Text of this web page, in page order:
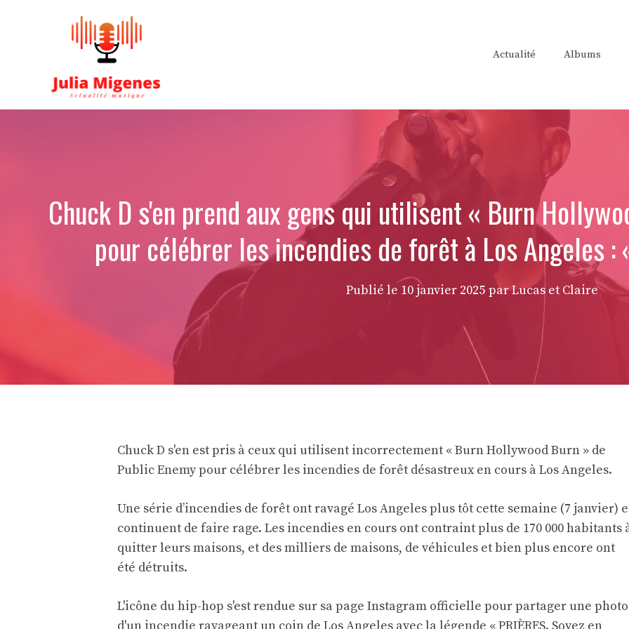
Actualité Albums
Chuck D s'en prend aux gens qui utilisent « Burn
pour célébrer les incendies de forêt à Los Angeles
Publié le 10 janvier 2025 par Lucas et Claire
Chuck D s'en est pris à ceux qui utilisent incorrectement « Burn Hollywood Burn » de
Public Enemy pour célébrer les incendies de forêt désastreux en cours à Los Angeles.
Une série d’incendies de forêt ont ravagé Los Angeles plus tôt cette semaine (7 janvier)
continuent de faire rage. Les incendies en cours ont contraint plus de 170 000 habitants
quitter leurs maisons, et des milliers de maisons, de véhicules et bien plus encore ont
été détruits.
L'icône du hip-hop s'est rendue sur sa page Instagram officielle pour partager une photo